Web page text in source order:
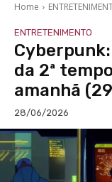
Home
ENTRETENIMENTO
da 2ª
amanhã
28/06/2026